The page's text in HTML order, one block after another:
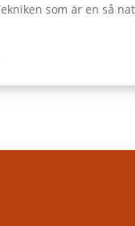
som är en så